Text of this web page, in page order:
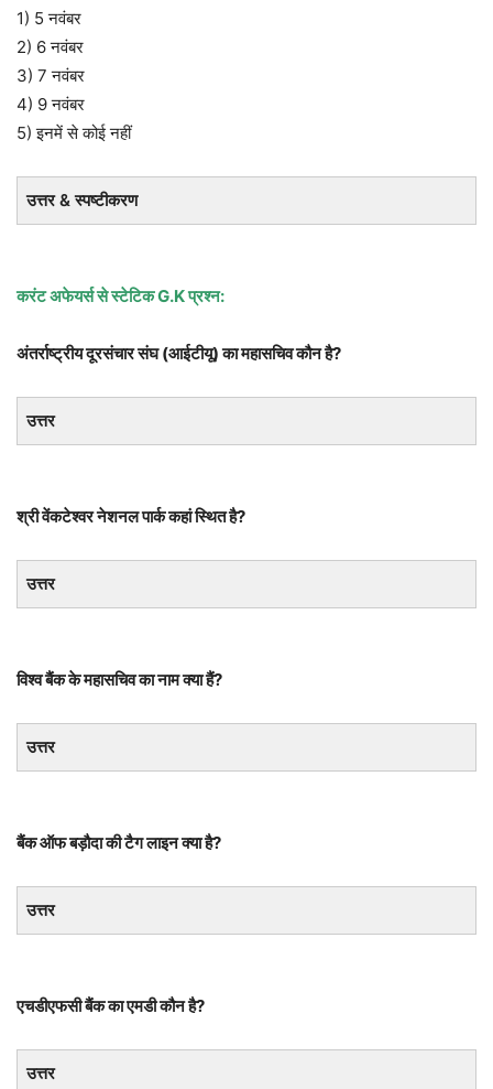
1) 5 नवंबर
2) 6 नवंबर
3) 7 नवंबर
4) 9 नवंबर
5) इनमें से कोई नहीं
उत्तर & स्पष्टीकरण
करंट अफेयर्स से स्टेटिक G.K प्रश्न:
अंतर्राष्ट्रीय दूरसंचार संघ (आईटीयू) का महासचिव कौन है?
उत्तर
श्री वेंकटेश्वर नेशनल पार्क कहां स्थित है?
उत्तर
विश्व बैंक के महासचिव का नाम क्या हैं?
उत्तर
बैंक ऑफ बड़ौदा की टैग लाइन क्या है?
उत्तर
एचडीएफसी बैंक का एमडी कौन है?
उत्तर